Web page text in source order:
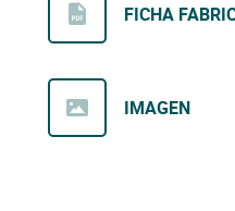
FICHA
IMAGEN